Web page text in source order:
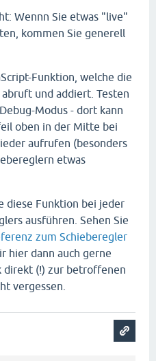
Wennn Sie etwas "live"
kommen Sie generell
Funktion, welche die
und addiert. Testen
Modus - dort kann
oben in der Mitte bei
aufrufen (besonders
etwas
diese Funktion bei jeder
ausführen. Sehen Sie
zum Schieberegler
hier dann auch gerne
direkt (!) zur betroffenen
vergessen.